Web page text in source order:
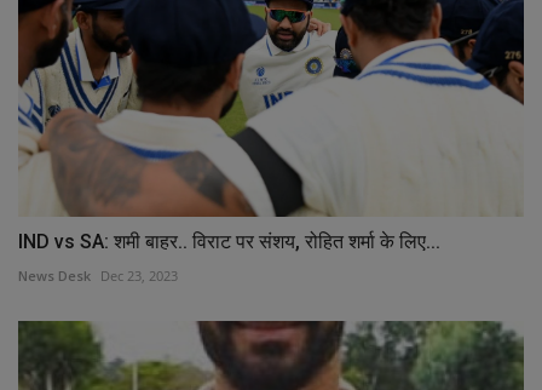
IND vs SA: शमी बाहर.. विराट पर संशय, रोहित शर्मा के लिए...
News Desk Dec 23, 2023